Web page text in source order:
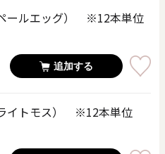
ールエッグ） ※12本単位
追加する
イトモス） ※12本単位